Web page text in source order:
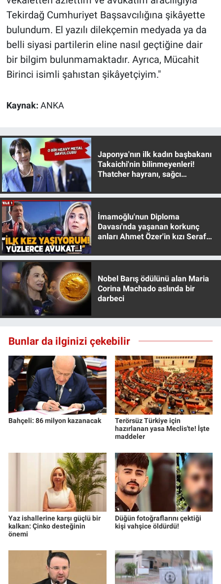
Tekirdağ Cumhuriyet Başsavcılığına şikâyette
bulundum. El yazılı dilekçemin medyada ya da
belli siyasi partilerin eline nasıl geçtiğine dair
bir bilgim bulunmamaktadır. Ayrıca, Mücahit
Birinci isimli şahıstan şikâyetçiyim."
Kaynak: ANKA
Japonya'nın ilk kadın başbakanı
Takaichi'nin bilinmeyenleri!
Thatcher hayranı, sağcı
İmamoğlu'nun Diploma
Davası'nda yaşanan korkunç
anları Ahmet Özer'in kızı Seraf
Nobel Barış ödülünü alan Maria
Corina Machado aslında bir
darbeci
Bunlar da ilginizi çekebilir
Bahçeli: 86 milyon kazanacak
Terörsüz Türkiye için
hazırlanan yasa Meclis'te! İşte
maddeler
Yaz ishallerine karşı güçlü bir
kalkan: Çinko desteğinin
önemi
Düğün fotoğraflarını çektiği
kişi vahşice öldürdü!